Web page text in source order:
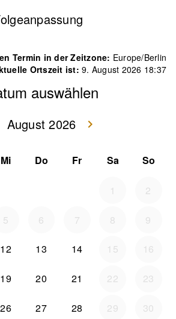
Termin in der Zeitzone: Europe/Berlin
Ortszeit ist: 9. August 2026 18:37
auswählen
August 2026
keyboard_arrow_right
Mi Do Fr Sa So
1 2
5 6 7 8 9
12 13 14 15 16
19 20 21 22 23
26 27 28 29 30